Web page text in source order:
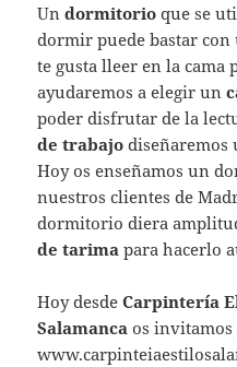
Un dormitorio que se
dormir puede bastar
te gusta lleer en la cama
ayudaremos a elegir un
poder disfrutar de la
de trabajo
Hoy os enseñamos un
nuestros clientes de
dormitorio diera
de tarimapara hacerlo
Hoy desdeCarpintería
Salamanca os invitamos